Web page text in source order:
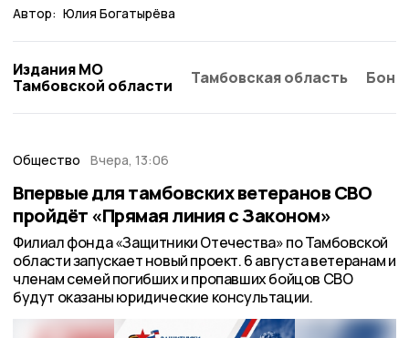
Автор: Юлия Богатырёва
Издания МО
Тамбовской области
Тамбовская область
Общество Вчера, 13:06
Впервые для тамбовских ветеранов СВО
пройдёт «Прямая линия с Законом»
Филиал фонда «Защитники Отечества» по Тамбовской
области запускает новый проект. 6 августа ветеранам и
членам семей погибших и пропавших бойцов СВО
будут оказаны юридические консультации.